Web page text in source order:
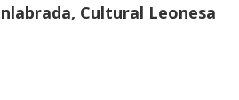
Cultural Leonesa